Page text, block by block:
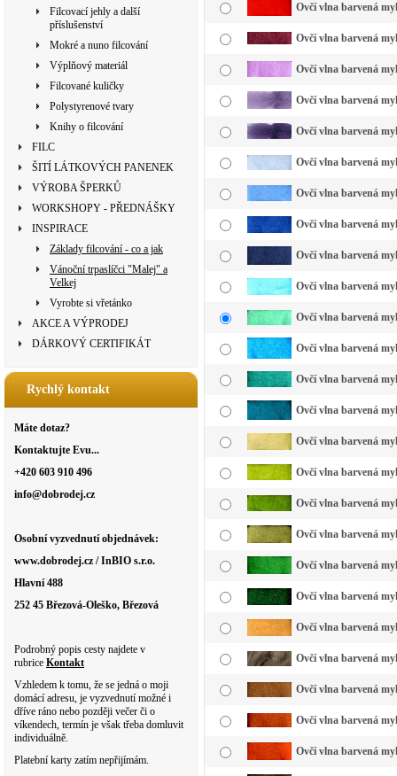
Filcovací jehly a další
příslušenství
Mokré a nuno filcování
Výplňový materiál
Filcované kuličky
Polystyrenové tvary
Knihy o filcování
FILC
ŠITÍ LÁTKOVÝCH PANENEK
VÝROBA ŠPERKŮ
WORKSHOPY - PŘEDNÁŠKY
INSPIRACE
Základy filcování - co a jak
Vánoční trpaslíčci "Malej" a
Velkej
Vyrobte si vřetánko
AKCE A VÝPRODEJ
DÁRKOVÝ CERTIFIKÁT
Rychlý kontakt
Máte dotaz?
Kontaktujte Evu...
+420 603 910 496
info@dobrodej.cz
Osobní vyzvednutí objednávek:
www.dobrodej.cz / InBIO s.r.o.
Hlavní 488
252 45 Březová-Oleško, Březová
Podrobný popis cesty najdete v
rubrice Kontakt
Vzhledem k tomu, že se jedná o moji
domácí adresu, je vyzvednutí možné i
dříve ráno nebo později večer či o
víkendech, termín je však třeba domluvit
individuálně.
Platební karty zatím nepřijímám.
Ovčí vlna barvená
Ovčí vlna barvená
Ovčí vlna barvená
Ovčí vlna barvená
Ovčí vlna barvená
Ovčí vlna barvená
Ovčí vlna barvená
Ovčí vlna barvená
Ovčí vlna barvená
Ovčí vlna barvená
Ovčí vlna barvená
Ovčí vlna barvená
Ovčí vlna barvená
Ovčí vlna barvená
Ovčí vlna barvená
Ovčí vlna barvená
Ovčí vlna barvená
Ovčí vlna barvená
Ovčí vlna barvená
Ovčí vlna barvená
Ovčí vlna barvená
Ovčí vlna barvená
Ovčí vlna barvená
Ovčí vlna barvená
Ovčí vlna barvená